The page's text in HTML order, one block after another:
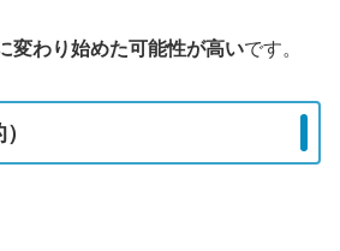
変わり始めた可能性が高いです。